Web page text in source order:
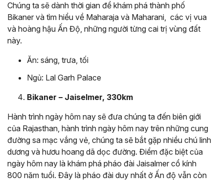
Chúng ta sẽ dành thời gian để khám phá thành phố
Bikaner và tìm hiểu về Maharaja và Maharani, các vị vua
và hoàng hậu Ấn Độ, những người từng cai trị vùng đất
này.
Ăn: sáng, trưa, tối
Ngủ: Lal Garh Palace
Bikaner – Jaiselmer, 330km
Hành trình ngày hôm nay sẽ đưa chúng ta đến biên giới
của Rajasthan, hành trình ngày hôm nay trên những cung
đường sa mạc vắng vẻ, chúng ta sẽ bắt gặp nhiều chú linh
dương và hươu hoang dã dọc đường. Điểm đặc biệt của
ngày hôm nay là khám phá pháo đài Jaisalmer cổ kính
800 năm tuổi. Đây là pháo đài duy nhất ở Ấn độ vẫn còn